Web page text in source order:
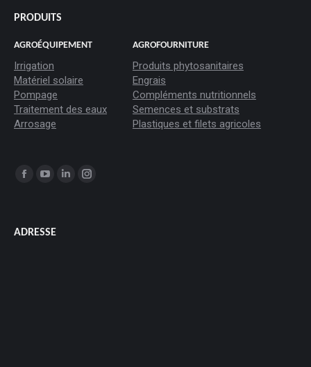
PRODUITS
AGROÉQUIPEMENT
Irrigation
Matériel solaire
Pompage
Traitement des eaux
Arrosage
AGROFOURNITURE
Produits phytosanitaires
Engrais
Compléments nutritionnels
Semences et substrats
Plastiques et filets agricoles
Trouvez nous sur :
s'ouvres'ouvre
La
ADRESSE